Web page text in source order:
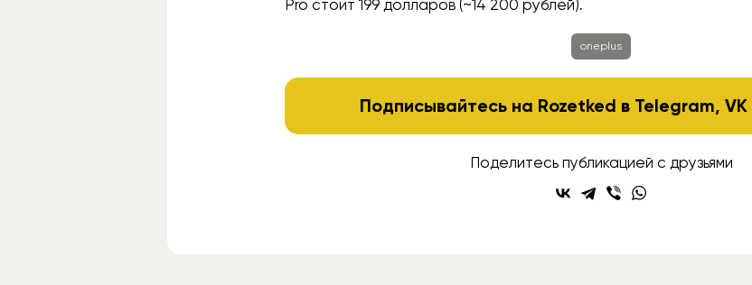
Pro стоит 199 долларов (~14 200 рублей).
oneplus
Подписывайтесь на Rozetked в Telegram,VK
Поделитесь публикацией с друзьями